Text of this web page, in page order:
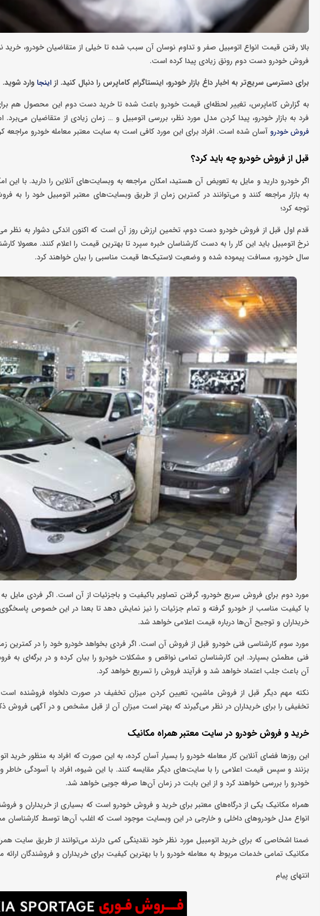
بالا رفتن قیمت انواع اتومبیل صفر و تداوم نوسان آن سبب شده تا خیلی از متقاضیان خودرو،
فروش خودرو دست دوم رونق زیادی پیدا کرده است.
برای دسترسی سریع‌تر به اخبار داغ بازار خودرو، اینستاگرام کاماپرس را دنبال کنید. از اینجا وارد شوید.
به گزارش کاماپرس، تغییر لحظه‌ای قیمت خودرو باعث شده تا خرید دست دوم این محصول هم
فرد به بازار خودرو، پیدا کردن مدل مورد نظر، بررسی اتومبیل و … زمان زیادی از متقاضیان
فروش خودرو آسان شده است. افراد برای این مورد کافی است به سایت معتبر معامله خودرو مراجعه
قبل از فروش خودرو چه باید کرد؟
اگر خودرو دارید و مایل به تعویض آن هستید، امکان مراجعه به وبسایت‌های آنلاین را دارید. با
به بازار مراجعه کنند و می‌توانند در کمترین زمان از طریق وبسایت‌های معتبر اتومبیل خود را به
توجه کرد؛
قدم اول قبل از فروش خودرو دست دوم، تخمین ارزش روز آن است که اکنون اندکی دشوار به نظر
نرخ اتومبیل باید این کار را به دست کارشناسان خبره سپرد تا بهترین قیمت را اعلام کنند. معمولا
سال خودرو، مسافت پیموده شده و وضعیت لاستیک‌ها قیمت مناسبی را بیان خواهند کرد.
مورد دوم برای فروش سریع خودرو، گرفتن تصاویر باکیفیت و باجزئیات از آن است. اگر فردی مایل
با کیفیت مناسب از خودرو گرفته و تمام جزئیات را نیز نمایش دهد تا بعدا در این خصوص
خریداران و توجیح آن‌ها درباره قیمت اعلامی خواهد شد.
مورد سوم کارشناسی فنی خودرو قبل از فروش آن است. اگر فردی بخواهد خودرو خود را در کمترین
فنی مطمئن بسپارد. این کارشناسان تمامی نواقص و مشکلات خودرو را بیان کرده و در برگه‌ای به
آن باعث جلب اعتماد خواهد شد و فرآیند فروش را تسریع خواهد کرد.
نکته مهم دیگر قبل از فروش ماشین، تعیین کردن میزان تخفیف در صورت دلخواه فروشنده
تخفیفی را برای خریداران در نظر می‌گیرند که بهتر است میزان آن از قبل مشخص و در آگهی فروش
خرید و فروش خودرو در سایت معتبر همراه مکانیک
این روزها فضای آنلاین کار معامله خودرو را بسیار آسان کرده، به این صورت که افراد به منظور
بزنند و سپس قیمت اعلامی را با سایت‌های دیگر مقایسه کنند. با این شیوه، افراد با آسودگی
خودرو را بررسی خواهند کرد و از این بابت در زمان آن‌ها صرفه جویی خواهد شد.
همراه مکانیک یکی از درگاه‌های معتبر برای خرید و فروش خودرو است که بسیاری از خریداران و
انواع مدل خودروهای داخلی و خارجی در این وبسایت موجود است که اغلب آن‌ها توسط کارشناسان
ضمنا اشخاصی که برای خرید اتومبیل مورد نظر خود نقدینگی کمی دارند می‌توانند از طریق سایت
مکانیک تمامی خدمات مربوط به معامله خودرو را با بهترین کیفیت برای خریداران و فروشندگان
انتهای پیام